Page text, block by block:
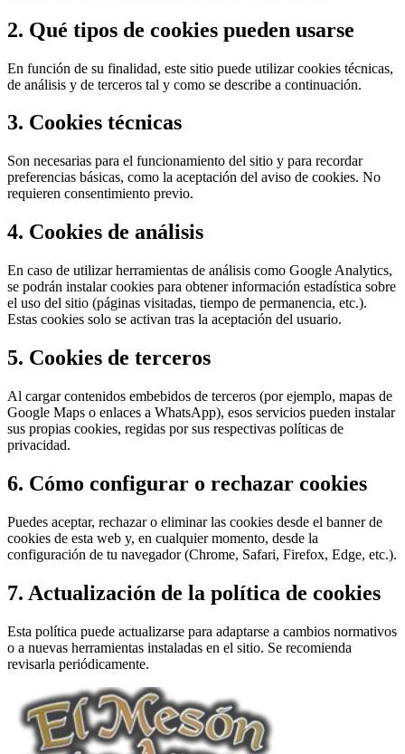
2. Qué tipos de cookies pueden usarse
En función de su finalidad, este sitio puede utilizar cookies técnicas,
de análisis y de terceros tal y como se describe a continuación.
3. Cookies técnicas
Son necesarias para el funcionamiento del sitio y para recordar
preferencias básicas, como la aceptación del aviso de cookies. No
requieren consentimiento previo.
4. Cookies de análisis
En caso de utilizar herramientas de análisis como Google Analytics,
se podrán instalar cookies para obtener información estadística sobre
el uso del sitio (páginas visitadas, tiempo de permanencia, etc.).
Estas cookies solo se activan tras la aceptación del usuario.
5. Cookies de terceros
Al cargar contenidos embebidos de terceros (por ejemplo, mapas de
Google Maps o enlaces a WhatsApp), esos servicios pueden instalar
sus propias cookies, regidas por sus respectivas políticas de
privacidad.
6. Cómo configurar o rechazar cookies
Puedes aceptar, rechazar o eliminar las cookies desde el banner de
cookies de esta web y, en cualquier momento, desde la
configuración de tu navegador (Chrome, Safari, Firefox, Edge, etc.).
7. Actualización de la política de cookies
Esta política puede actualizarse para adaptarse a cambios normativos
o a nuevas herramientas instaladas en el sitio. Se recomienda
revisarla periódicamente.